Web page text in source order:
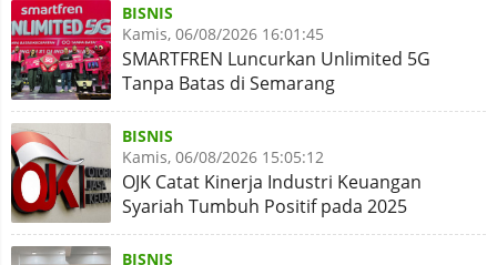
BISNIS
Kamis, 06/08/2026 16:01:45
SMARTFREN Luncurkan Unlimited 5G
Tanpa Batas di Semarang
BISNIS
Kamis, 06/08/2026 15:05:12
OJK Catat Kinerja Industri Keuangan
Syariah Tumbuh Positif pada 2025
BISNIS